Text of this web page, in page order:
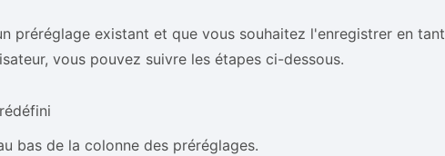
préréglage existant et que vous souhaitez l'enregistrer en tant
vous pouvez suivre les étapes ci-dessous.
bas de la colonne des préréglages.